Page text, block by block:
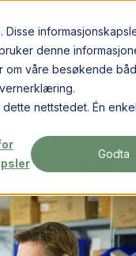
denne
våre besøkende
nettstedet. Én
Godta
Produkter